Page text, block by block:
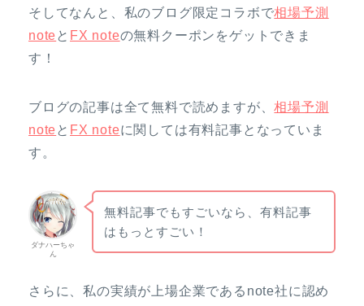
そしてなんと、私のブログ限定コラボで相場予測
note と FX noteの無料クーポンをゲットできま
す！
ブログの記事は全て無料で読めますが、相場予測
note と FX noteに関しては有料記事となっていま
す。
ダナハーちゃ
ん
無料記事でもすごいなら、有料記事
はもっとすごい！
さらに、私の実績が上場企業であるnote社に認め